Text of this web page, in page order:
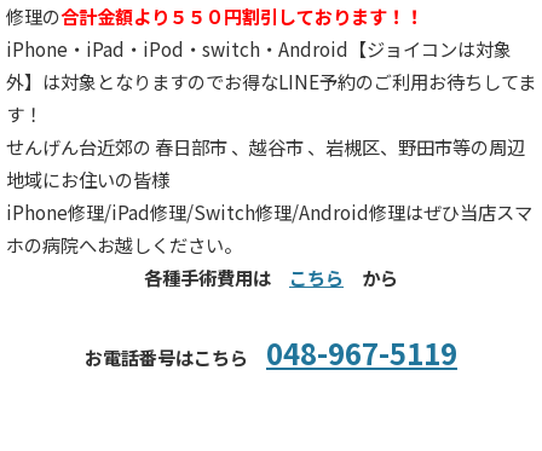
修理の合計金額より５５０円割引しております！！
iPhone・iPad・iPod・switch・Android【ジョイコンは対象
外】は対象となりますのでお得なLINE予約のご利用お待ちしてま
す！
せんげん台近郊の 春日部市 、越谷市 、岩槻区、野田市等の周辺
地域にお住いの皆様
iPhone修理/iPad修理/Switch修理/Android修理はぜひ当店スマ
ホの病院へお越しください。
各種手術費用は こちら から
お電話番号はこちら 048-967-5119